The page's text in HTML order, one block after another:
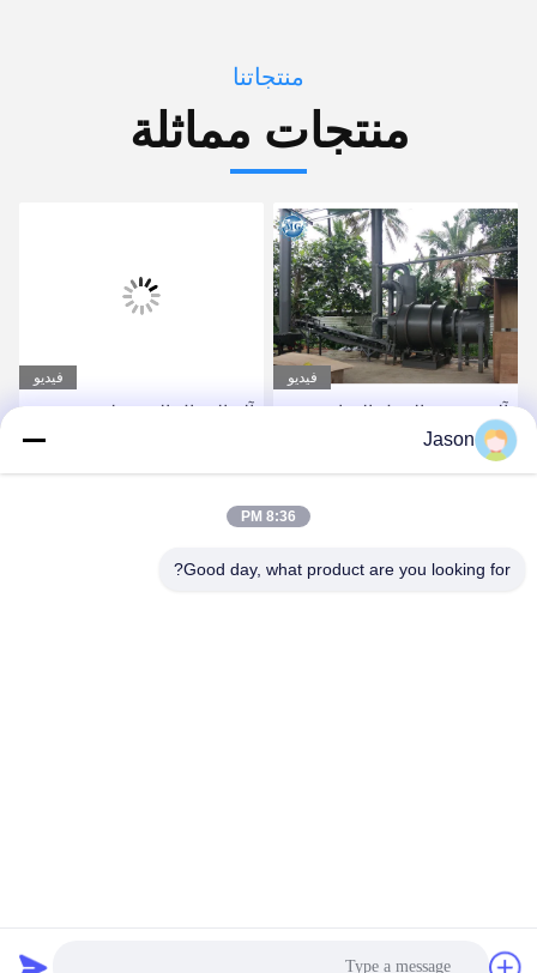
منتجاتنا
منتجات مماثلة
فيديو
آلة تجفيف الرمل الدوارة من
الصلب الكربوني بثلاث
أسطوانات 25t / H
فيديو
آلة الرمال المحمولة مجفف
الفحم والغاز أو الديزل
نوعية جيدة الصين مصنع هاون جاف المورد. حقوق الطبع والنشر © 2018-2026
Jason
8:36 PM
Good day, what product are you looking for?